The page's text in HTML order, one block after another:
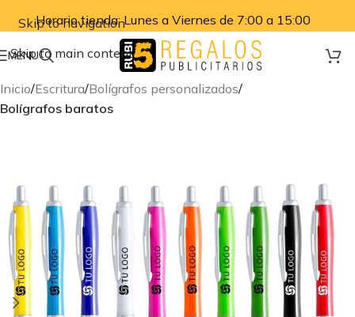
Skip to navigation
Skip to main content
Horario tienda: Lunes a Viernes de 7:00 a 15:00
MENU
Inicio Escritura Bolígrafos personalizados
Bolígrafos baratos